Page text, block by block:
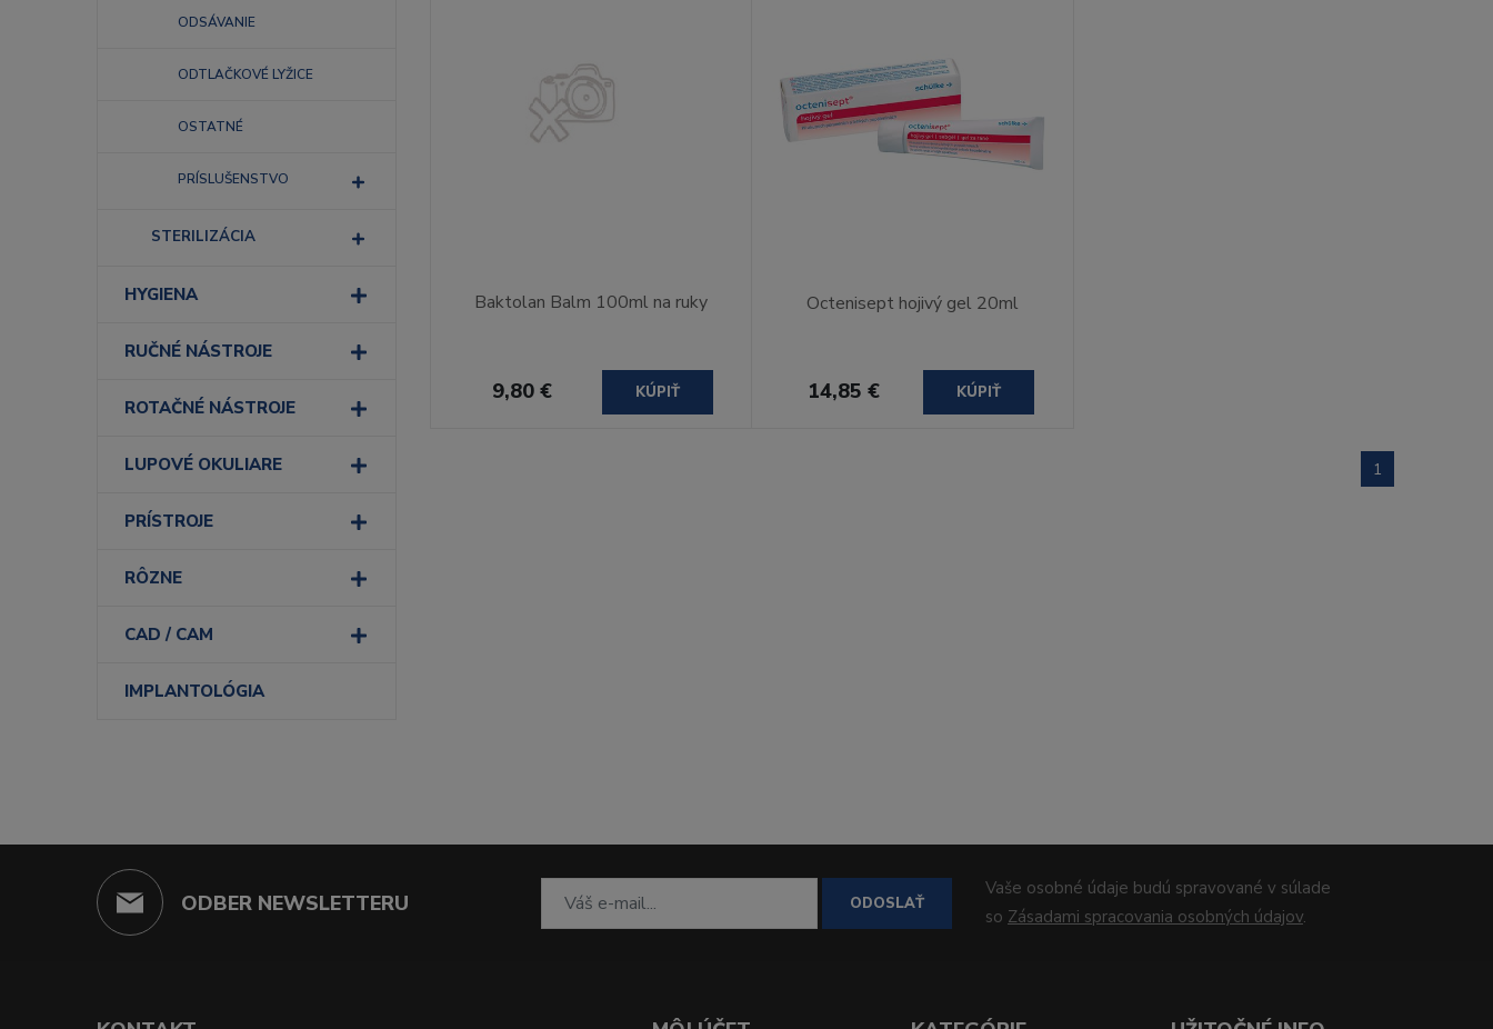
ODSÁVANIE
ODTLAČKOVÉ LYŽICE
OSTATNÉ
PRÍSLUŠENSTVO
STERILIZÁCIA
HYGIENA
RUČNÉ NÁSTROJE
ROTAČNÉ NÁSTROJE
LUPOVÉ OKULIARE
PRÍSTROJE
RÔZNE
CAD / CAM
IMPLANTOLÓGIA
Baktolan Balm 100ml na ruky
9,80 € KÚPIŤ
Octenisept hojivý gel 20ml
14,85 € KÚPIŤ
1
ODBER NEWSLETTERU ODOSLAŤ
Vaše osobné údaje budú spravované v súlade
so Zásadami spracovania osobných údajov.